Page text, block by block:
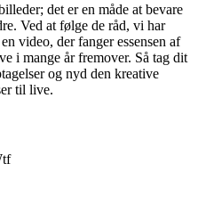
det er en måde at bevare
Ved at følge de råd, vi har
video, der fanger essensen af
i mange år fremover. Så tag dit
og nyd den kreative
til live.